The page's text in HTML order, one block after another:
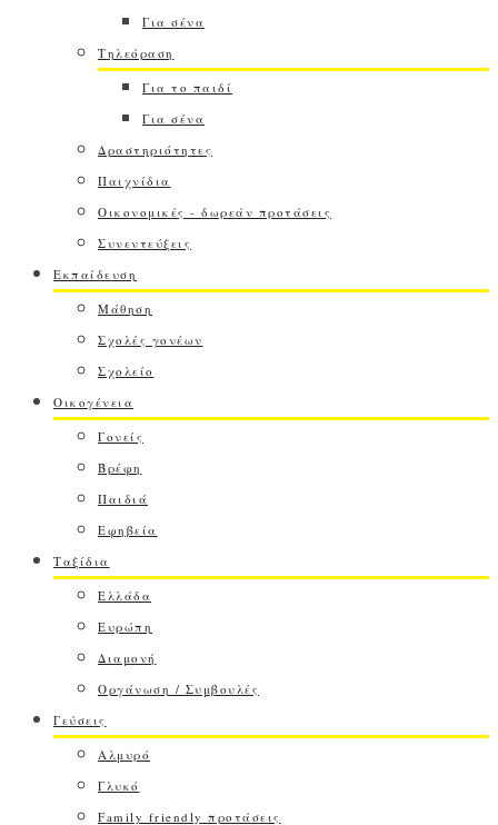
Για σένα
Τηλεόραση
Για το παιδί
Για σένα
Δραστηριότητες
Παιχνίδια
Οικονομικές - δωρεάν προτάσεις
Συνεντεύξεις
Εκπαίδευση
Μάθηση
Σχολές γονέων
Σχολείο
Οικογένεια
Γονείς
Βρέφη
Παιδιά
Εφηβεία
Ταξίδια
Ελλάδα
Ευρώπη
Διαμονή
Οργάνωση / Συμβουλές
Γεύσεις
Αλμυρό
Γλυκό
Family friendly προτάσεις